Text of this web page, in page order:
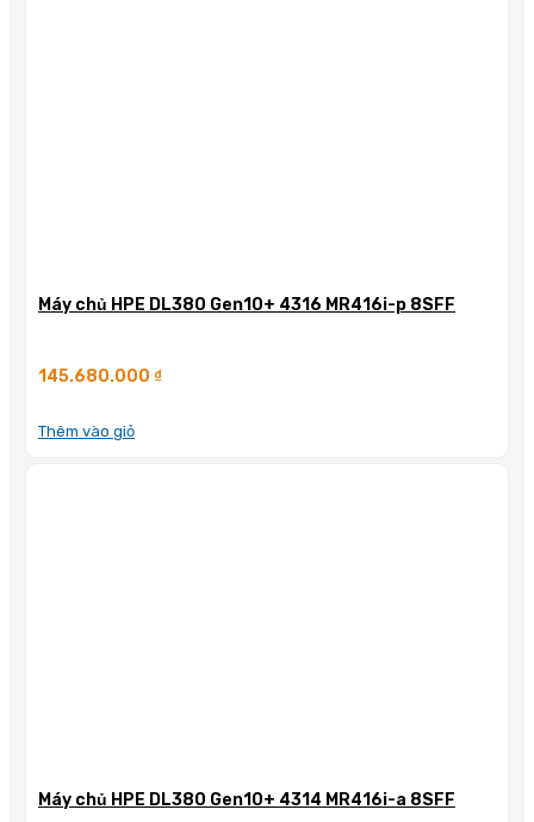
Máy chủ HPE DL380 Gen10+ 4316 MR416i-p 8SFF
145.680.000 ₫
Thêm vào giỏ
Máy chủ HPE DL380 Gen10+ 4314 MR416i-a 8SFF